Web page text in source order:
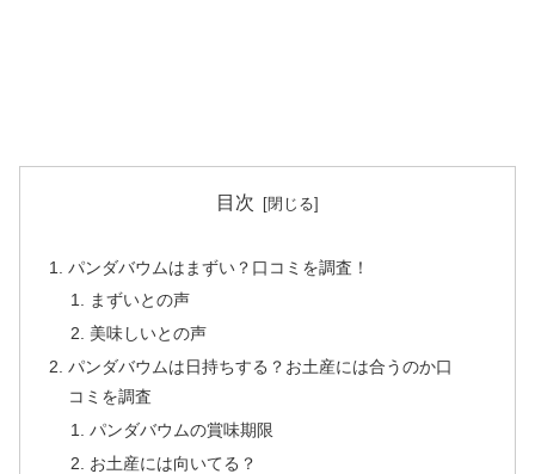
目次
パンダバウムはまずい？口コミを調査！
まずいとの声
美味しいとの声
パンダバウムは日持ちする？お土産には合うのか口
コミを調査
パンダバウムの賞味期限
お土産には向いてる？